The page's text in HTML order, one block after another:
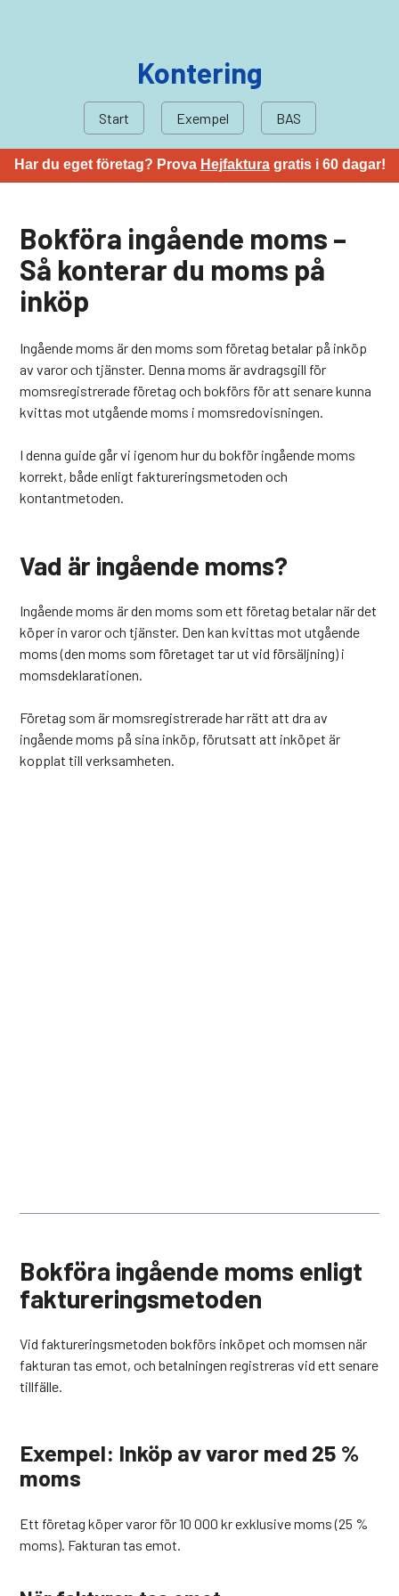
Kontering
Start Exempel BAS
Har du eget företag? Prova Hejfakturagratis i 60 dagar!
Bokföra ingående moms –
Så konterar du moms på
inköp
Ingående moms är den moms som företag betalar på inköp
av varor och tjänster. Denna moms är avdragsgill för
momsregistrerade företag och bokförs för att senare kunna
kvittas mot utgående moms i momsredovisningen.
I denna guide går vi igenom hur du bokför ingående moms
korrekt, både enligt faktureringsmetoden och
kontantmetoden.
Vad är ingående moms?
Ingående moms är den moms som ett företag betalar när det
köper in varor och tjänster. Den kan kvittas mot utgående
moms (den moms som företaget tar ut vid försäljning) i
momsdeklarationen.
Företag som är momsregistrerade har rätt att dra av
ingående moms på sina inköp, förutsatt att inköpet är
kopplat till verksamheten.
Bokföra ingående moms enligt
faktureringsmetoden
Vid faktureringsmetoden bokförs inköpet och momsen när
fakturan tas emot, och betalningen registreras vid ett senare
tillfälle.
Exempel: Inköp av varor med 25 %
moms
Ett företag köper varor för 10 000 kr exklusive moms (25 %
moms). Fakturan tas emot.